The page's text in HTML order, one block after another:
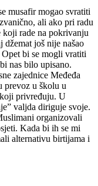
musafir mogao svratiti
ali ako pri radu
koji rade na pokrivanju
džemat još nije našao
bi se mogli vratiti
nas bilo upisano.
zajednice Međeđa
prevoz u školu u
privređuju. U
valjda diriguje svoje.
organizovali
Kada bi ih se mi
alternativu birtijama i